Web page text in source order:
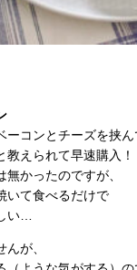
ーコンとチーズを挟ん
教えられて早速購入！
かったのですが、
いて食べるだけで
い…
が、